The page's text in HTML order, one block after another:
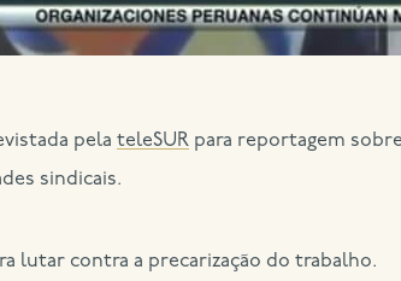
pela teleSURpara reportagem
sindicais.
lutar contra a precarização do trabalho.